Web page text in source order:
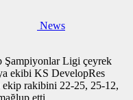
News
Şampiyonlar Ligi çeyrek
ekibi KS DevelopRes
ekip rakibini 22-25, 25-12,